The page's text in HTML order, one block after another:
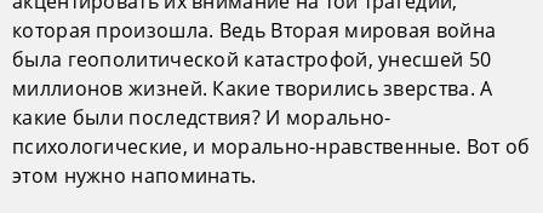
которая произошла. Ведь Вторая мировая война
была геополитической катастрофой, унесшей 50
миллионов жизней. Какие творились зверства. А
какие были последствия? И морально-
психологические, и морально-нравственные. Вот об
этом нужно напоминать.